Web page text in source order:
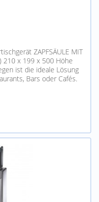
ZAPFSÄULE MIT
210 x 199 x 500 Höhe
ist die ideale Lösung
Bars oder Cafés.